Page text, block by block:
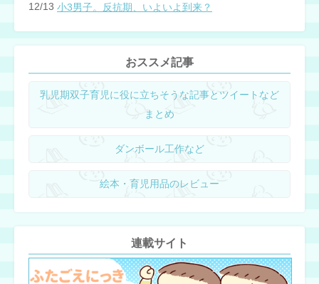
12/13 小3男子。反抗期、いよいよ到来？
おススメ記事
乳児期双子育児に役に立ちそうな記事とツイートなど
まとめ
ダンボール工作など
絵本・育児用品のレビュー
連載サイト